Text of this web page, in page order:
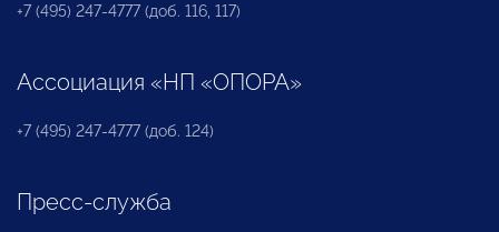
+7 (495) 247-4777 (доб. 116, 117)
Ассоциация «НП «ОПОРА»
+7 (495) 247-4777 (доб. 124)
Пресс-служба